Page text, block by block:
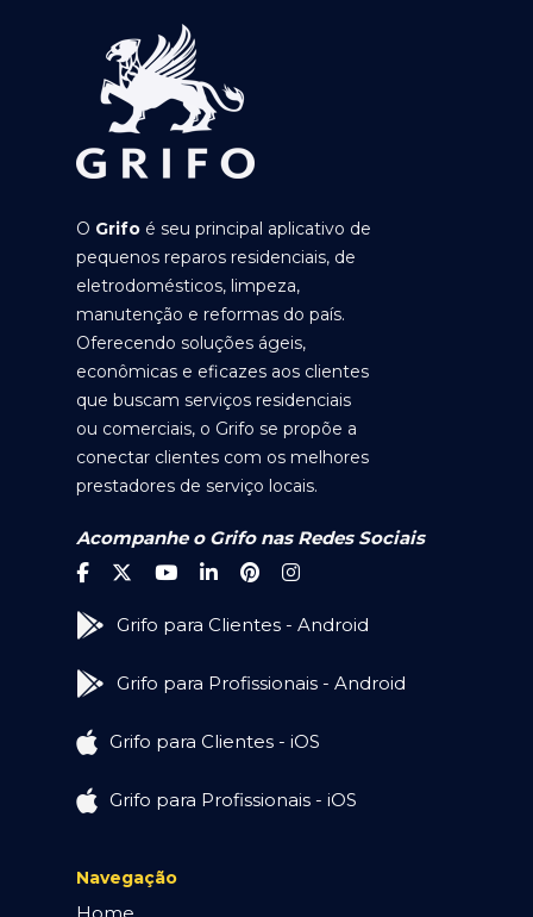
O Grifo é seu principal aplicativo de
pequenos reparos residenciais, de
eletrodomésticos, limpeza,
manutenção e reformas do país.
Oferecendo soluções ágeis,
econômicas e eficazes aos clientes
que buscam serviços residenciais
ou comerciais, o Grifo se propõe a
conectar clientes com os melhores
prestadores de serviço locais.
Acompanhe o Grifo nas Redes Sociais
Grifo para Clientes - Android
Grifo para Profissionais - Android
Grifo para Clientes - iOS
Grifo para Profissionais - iOS
Navegação
Home